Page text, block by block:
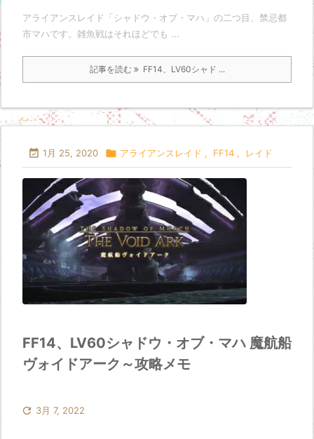
アライアンスレイド「シャドウ・オブ・マハ」の二つ目、禁忌都
市マハです。雑魚戦はそれほどでも ...
記事を読む FF14、LV60シャド ...
 1月 25, 2020  アライアンスレイド , FF14 , レイド
FF14、LV60シャドウ・オブ・マハ 魔航船
ヴォイドアーク～攻略メモ
 3月 7, 2022